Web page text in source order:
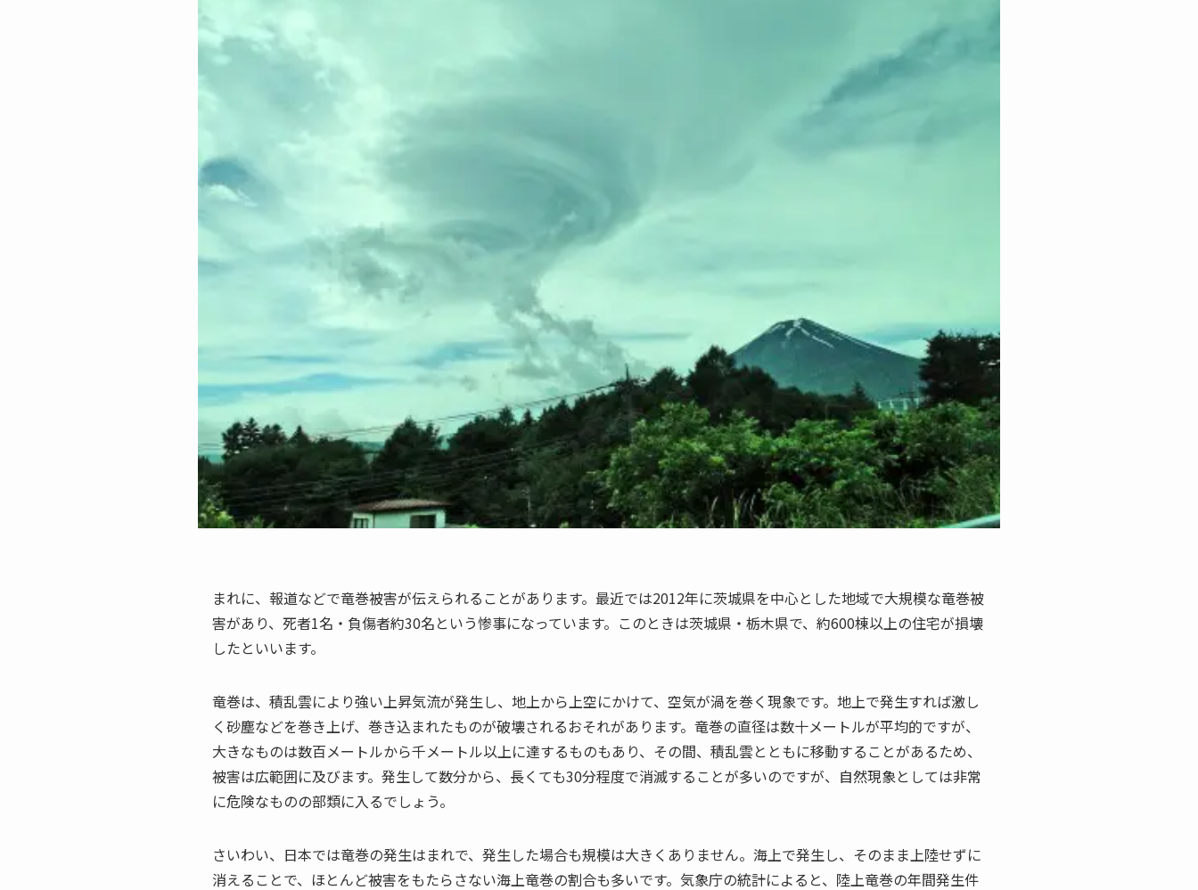
まれに、報道などで竜巻被害が伝えられることがあります。最近では2012年に茨城県を中心とした地域で大規模な竜巻被
害があり、死者1名・負傷者約30名という惨事になっています。このときは茨城県・栃木県で、約600棟以上の住宅が損壊
したといいます。
竜巻は、積乱雲により強い上昇気流が発生し、地上から上空にかけて、空気が渦を巻く現象です。地上で発生すれば激し
く砂塵などを巻き上げ、巻き込まれたものが破壊されるおそれがあります。竜巻の直径は数十メートルが平均的ですが、
大きなものは数百メートルから千メートル以上に達するものもあり、その間、積乱雲とともに移動することがあるため、
被害は広範囲に及びます。発生して数分から、長くても30分程度で消滅することが多いのですが、自然現象としては非常
に危険なものの部類に入るでしょう。
さいわい、日本では竜巻の発生はまれで、発生した場合も規模は大きくありません。海上で発生し、そのまま上陸せずに
消えることで、ほとんど被害をもたらさない海上竜巻の割合も多いです。気象庁の統計によると、陸上竜巻の年間発生件